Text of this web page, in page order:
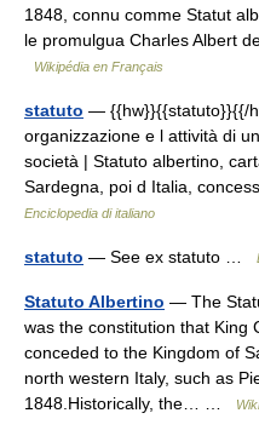
1848, connu comme Statut
le promulgua Charles Albert
Wikipédia en Français
statuto — {{hw}}{{statuto}}{{/
organizzazione e l attività di
società | Statuto albertino,
Sardegna, poi d Italia,
Enciclopedia di italiano
statuto — See ex statuto …
Statuto Albertino — The
was the constitution that King
conceded to the Kingdom of
north western Italy, such as
1848.Historically, the… …